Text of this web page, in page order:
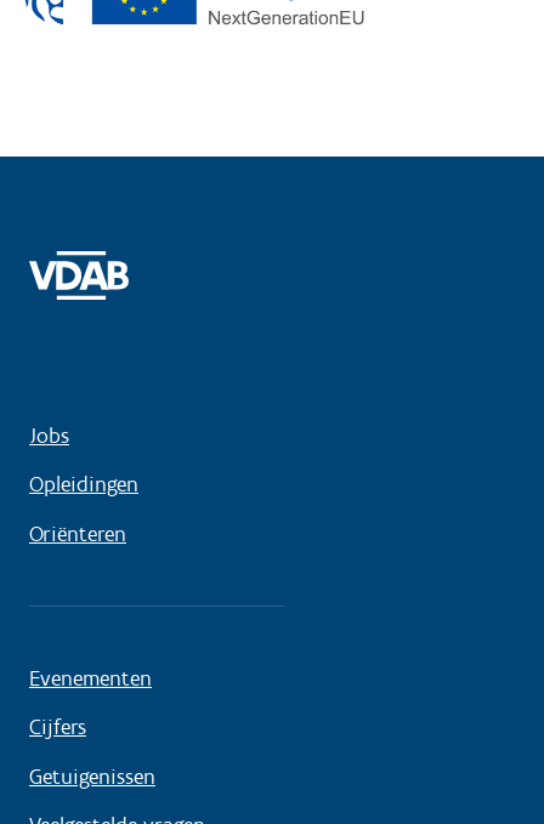
Jobs
Opleidingen
Oriënteren
Evenementen
Cijfers
Getuigenissen